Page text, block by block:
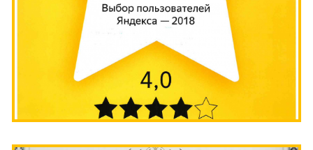
ПРОМПОЛЫ ТЕХНИКА